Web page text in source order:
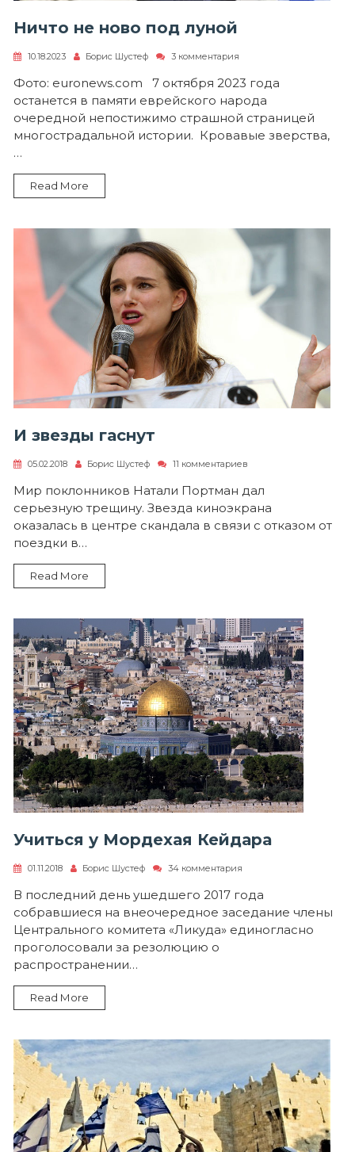
Ничто не ново под луной
10.18.2023 Борис Шустеф 3 комментария
Ничто
ново
под
луной
Фото: euronews.com 7 октября 2023 года
останется в памяти еврейского народа
очередной непостижимо страшной страницей
многострадальной истории. Кровавые зверства,
…
Read More
И звезды гаснут
05.02.2018 Борис Шустеф 11 комментариев
И
звезды
гаснут
Мир поклонников Натали Портман дал
серьезную трещину. Звезда киноэкрана
оказалась в центре скандала в связи с отказом от
поездки в…
Read More
Учиться у Мордехая Кейдара
01.11.2018 Борис Шустеф 34 комментария
Учиться
Мордехая
Кейдара
В последний день ушедшего 2017 года
собравшиеся на внеочередное заседание члены
Центрального комитета «Ликуда» единогласно
проголосовали за резолюцию о
распространении…
Read More